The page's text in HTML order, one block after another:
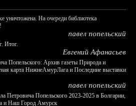
уничтожена. На очереди библиотека
павел попельский
Итог.
Евгений Афанасьев
Попельского: Архив газеты Природа и
карта НижнеАмурЛага и Последние выставки
павел попельский
Петровича Попельского 2023-2025 в Болгарии,
и Наш Город Амурск